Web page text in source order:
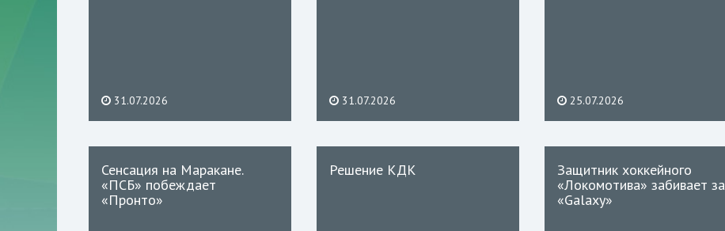
31.07.2026 31.07.2026 25.07.2026
Сенсация на Маракане.
«ПСБ» побеждает
«Пронто»
Решение КДК
Защитник хоккейного
«Локомотива» забивает за
«Galaxy»